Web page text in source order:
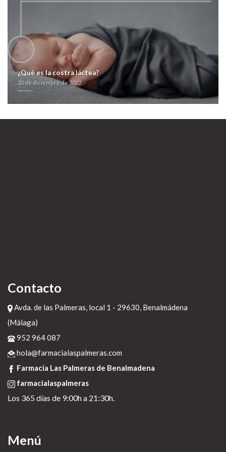
https://farmacialaspalmeras.com/laspalmerasmed-venta-online-de-prilosec-
comprar vasotec acetensil baripril crinoren dabonal naprilene renitec online en
https://farmacialaspalmeras.com/laspalmerasmed-compra-dutasterida-
generico/
Ventolin comprar online 20 de diciembre de 2022
¿Qué es la costra láctea?
20 de diciembre de 2022
Contacto
Avda. de las Palmeras, local 1 - 29630, Benalmádena
(Málaga)
952 964 087
hola@farmacialaspalmeras.com
Farmacia Las Palmeras de Benalmadena
farmacialaspalmeras
Los 365 días de 9:00h a 21:30h.
Menú